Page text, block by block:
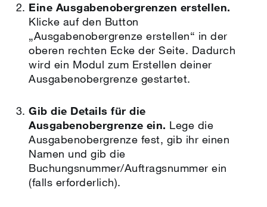
Eine Ausgabenobergrenzen erstellen.
Klicke auf den Button
„Ausgabenobergrenze erstellen“ in der
oberen rechten Ecke der Seite. Dadurch
wird ein Modul zum Erstellen deiner
Ausgabenobergrenze gestartet.
Gib die Details für die
Ausgabenobergrenze ein. Lege die
Ausgabenobergrenze fest, gib ihr einen
Namen und gib die
Buchungsnummer/Auftragsnummer ein
(falls erforderlich).